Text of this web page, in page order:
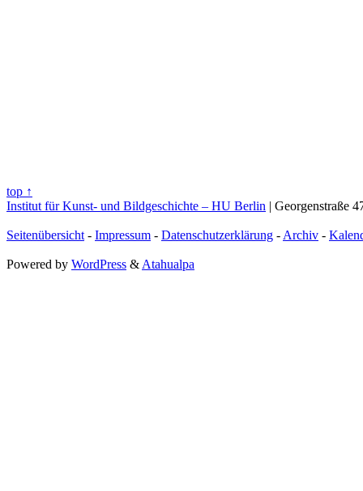
top ↑
Institut für Kunst- und Bildgeschichte – HU Berlin | Georgenstraße
Seitenübersicht - Impressum - Datenschutzerklärung - Archiv -
Powered by WordPress & Atahualpa